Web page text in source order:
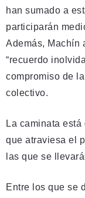
han sumado a
participarán
Además, Machín
“recuerdo
compromiso de
colectivo.
La caminata
que atraviesa el
las que se
Entre los que se